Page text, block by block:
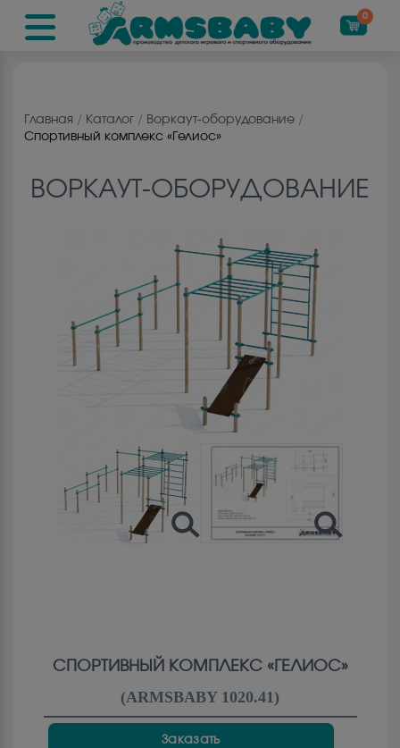
0
Главная / Каталог / Воркаут-оборудование /
Спортивный комплекс «Гелиос»
ВОРКАУТ-ОБОРУДОВАНИЕ
СПОРТИВНЫЙ КОМПЛЕКС «ГЕЛИОС»
(ARMSBABY 1020.41)
Заказать